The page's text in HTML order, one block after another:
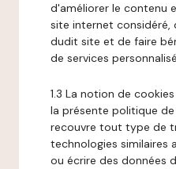
d'améliorer le contenu
site internet
dudit site et de faire
de services
1.3 La notion de
la présente politique
recouvre tout type de
technologies similaires
ou écrire des données